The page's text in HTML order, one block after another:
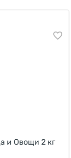
и Овощи 2 кг